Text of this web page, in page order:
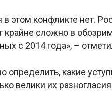
этом конфликте нет.
крайне сложно в
с 2014 года», –
определить, какие
велики их